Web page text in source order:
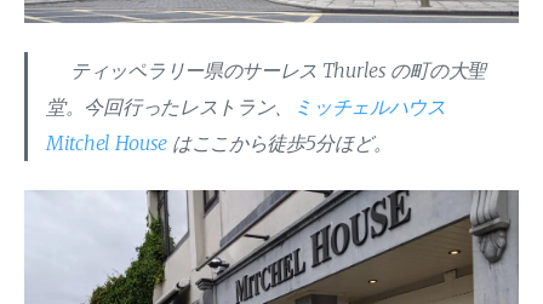
ティッペラリー県のサーレス Thurles の町の大聖
堂。今回行ったレストラン、
ミッチェルハウス
Mitchel House はここから徒歩5分ほど。